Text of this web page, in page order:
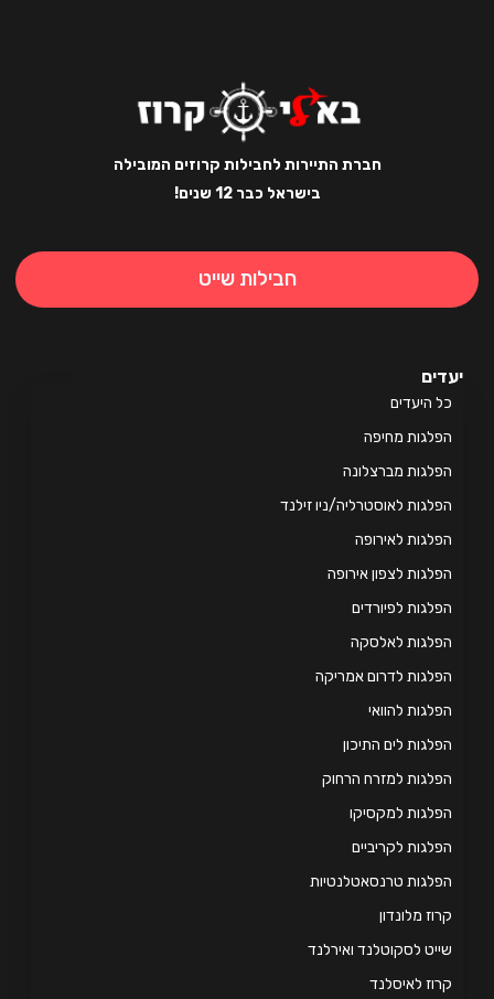
חברת התיירות לחבילות קרוזים המובילה
בישראל כבר 12 שנים!
חבילות שייט
היעדים
מחיפה
מברצלונה
לאוסטרליה/ניו זילנד
לאירופה
לצפון אירופה
לפיורדים
לאלסקה
לדרום אמריקה
להוואי
לים התיכון
למזרח הרחוק
למקסיקו
לקריביים
טרנסאטלנטיות
מלונדון
לסקוטלנד ואירלנד
לאיסלנד